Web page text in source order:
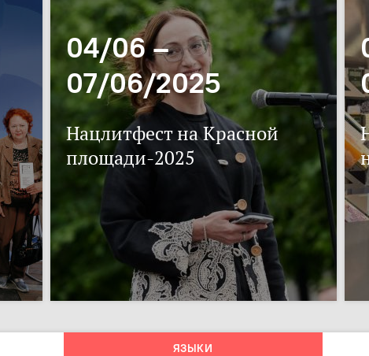
04/06 –
07/06/2025
Нацлитфест на Красной
площади-2025
ЯЗЫКИ